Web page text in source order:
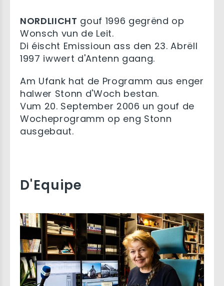
NORDLIICHT gouf 1996 gegrënd op
Wonsch vun de Leit.
Di éischt Emissioun ass den 23. Abrëll
1997 iwwert d'Antenn gaang.
Am Ufank hat de Programm aus enger
halwer Stonn d'Woch bestan.
Vum 20. September 2006 un gouf de
Wocheprogramm op eng Stonn
ausgebaut.
D'Equipe